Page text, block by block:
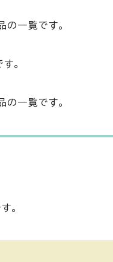
一覧です。
。
一覧です。
。